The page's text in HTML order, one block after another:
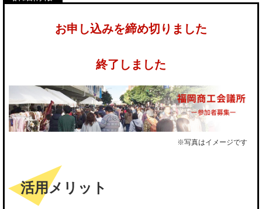
お申し込みを締め切りました
終了しました
※写真はイメージです
活用メリット